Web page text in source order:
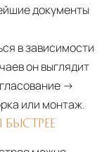
документы
в зависимости
он выглядит
→
или монтаж.